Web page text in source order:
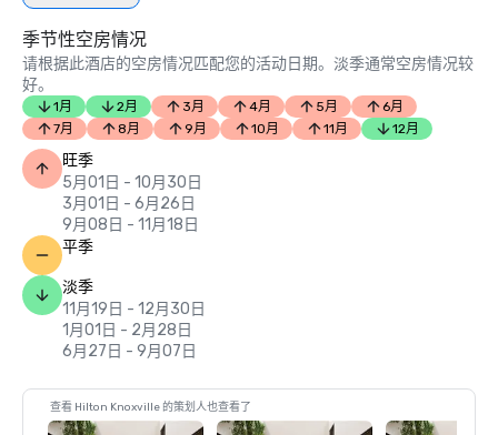
季节性空房情况
请根据此酒店的空房情况匹配您的活动日期。淡季通常空房情况较
好。
1月 2月 3月 4月 5月
6月
7月
8月 9月 10月 11月 12月
旺季
5月01日 - 10月30日
3月01日 - 6月26日
9月08日 - 11月18日
平季
淡季
11月19日 - 12月30日
1月01日 - 2月28日
6月27日 - 9月07日
查看 Hilton Knoxville 的策划人也查看了